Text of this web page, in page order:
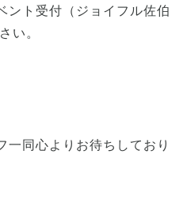
ント受付（ジョイフル佐伯
い。
一同心よりお待ちしており